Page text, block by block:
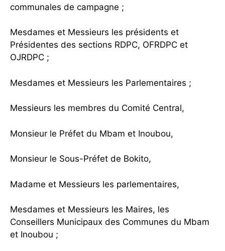
communales de campagne ;
Mesdames et Messieurs les présidents et
Présidentes des sections RDPC, OFRDPC et
OJRDPC ;
Mesdames et Messieurs les Parlementaires ;
Messieurs les membres du Comité Central,
Monsieur le Préfet du Mbam et Inoubou,
Monsieur le Sous-Préfet de Bokito,
Madame et Messieurs les parlementaires,
Mesdames et Messieurs les Maires, les
Conseillers Municipaux des Communes du Mbam
et Inoubou ;